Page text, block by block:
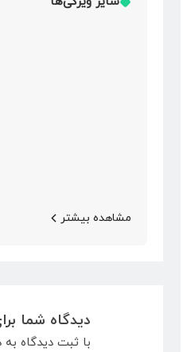
مشاهده بیشتر
دیدگاه شما
با ثبت دیدگاه